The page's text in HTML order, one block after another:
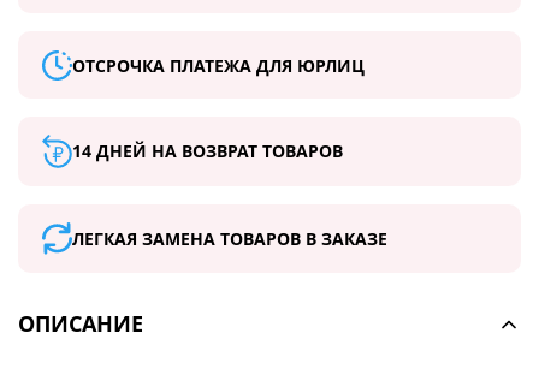
ОТСРОЧКА ПЛАТЕЖА ДЛЯ ЮРЛИЦ
14 ДНЕЙ НА ВОЗВРАТ ТОВАРОВ
ЛЕГКАЯ ЗАМЕНА ТОВАРОВ В ЗАКАЗЕ
ОПИСАНИЕ